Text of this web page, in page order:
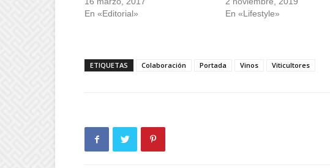
En «Editorial»
En «Lifestyle»
ETIQUETAS Colaboración Portada Vinos Viticultores